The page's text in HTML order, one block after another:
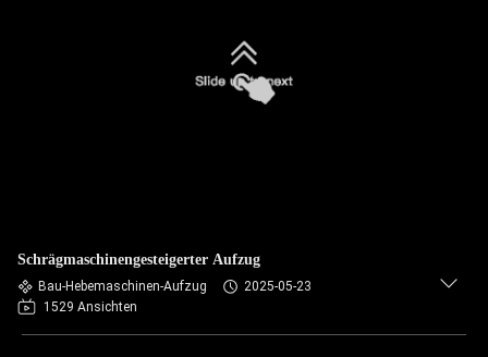
Schrägmaschinengesteigerter Aufzug
Bau-Hebemaschinen-Aufzug
2025-05-23
1529 Ansichten